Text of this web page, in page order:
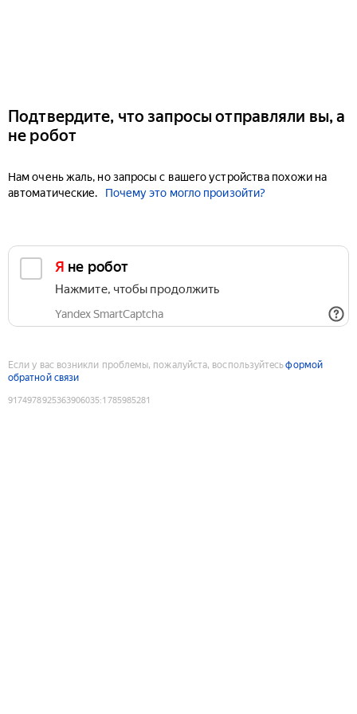
Подтвердите, что запросы отправляли вы, а
не робот
Нам очень жаль, но запросы с вашего устройства похожи на
автоматические.
Почему это могло произойти?
Я не робот
Нажмите, чтобы продолжить
Yandex SmartCaptcha
Если у вас возникли проблемы, пожалуйста, воспользуйтесьформой
обратной связи
9174978925363906035:1785985281